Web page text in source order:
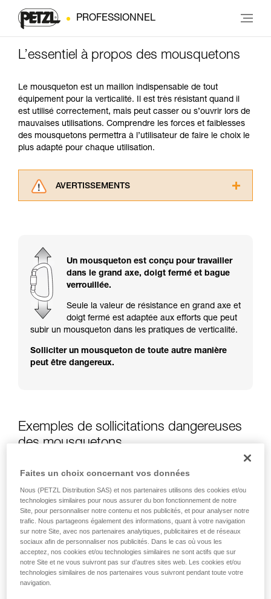
PROFESSIONNEL
L’essentiel à propos des mousquetons
Le mousqueton est un maillon indispensable de tout
équipement pour la verticalité. Il est très résistant quand il
est utilisé correctement, mais peut casser ou s’ouvrir lors de
mauvaises utilisations. Comprendre les forces et faiblesses
des mousquetons permettra à l’utilisateur de faire le choix le
plus adapté pour chaque utilisation.
AVERTISSEMENTS
pouvoir comprendre ce complément
d’informations.
Maîtriser ces techniques nécessite une
avec un professionnel votre capacité à refaire
la manipulation, seul, en toute sécurité, avant
de la reproduire en autonomie.
liées à votre activité. Il peut en exister d’autres
que nous ne décrivons pas ici.
Un mousqueton est conçu pour travailler
dans le grand axe, doigt fermé et bague
verrouillée.
Seule la valeur de résistance en grand axe et
doigt fermé est adaptée aux efforts que peut
subir un mousqueton dans les pratiques de verticalité.
Solliciter un mousqueton de toute autre manière
peut être dangereux.
Exemples de sollicitations dangereuses
des mousquetons
Faites un choix concernant vos données
Nous (PETZL Distribution SAS) et nos partenaires utilisons des cookies et/ou
technologies similaires pour nous assurer du bon fonctionnement de notre
Site, pour personnaliser notre contenu et nos publicités, et pour analyser notre
trafic. Nous partageons également des informations, quant à votre navigation
sur notre Site, avec nos partenaires analytiques, publicitaires et de réseaux
sociaux afin de personnaliser nos publicités. Dans le cas où vous les
acceptez, nos cookies et/ou technologies similaires ne sont actifs que sur
notre Site et ne vous suivront pas sur d’autres sites web. Les cookies et/ou
technologies similaires de nos partenaires vous suivront pendant toute votre
navigation.